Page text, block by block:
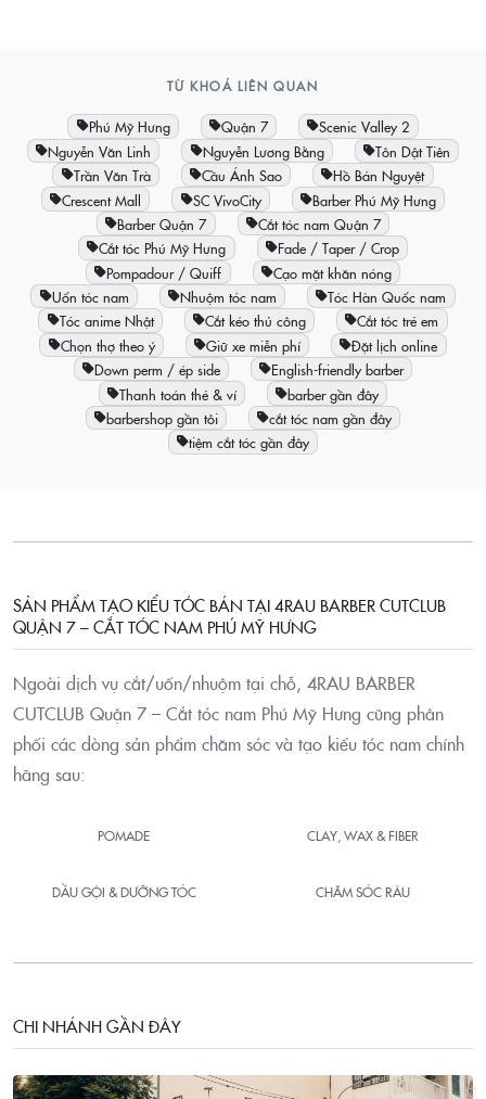
TỪ KHOÁ LIÊN QUAN
Phú Mỹ Hưng Quận 7
Scenic Valley 2
Nguyễn Văn Linh
Nguyễn Lương Bằng
Tôn Dật Tiên
Trần Văn Trà
Cầu Ánh Sao
Hồ Bán Nguyệt
Crescent Mall
SC VivoCity
Barber Phú Mỹ Hưng
Barber Quận 7
Cắt tóc nam Quận 7
Cắt tóc Phú Mỹ Hưng
Fade / Taper / Crop
Pompadour / Quiff
Cạo mặt khăn nóng
Uốn tóc nam
Nhuộm tóc nam
Tóc Hàn Quốc nam
Tóc anime Nhật
Cắt kéo thủ công
Cắt tóc trẻ em
Chọn thợ theo ý
Giữ xe miễn phí
Đặt lịch online
Down perm / ép side
English-friendly barber
Thanh toán thẻ & ví
barber gần đây
barbershop gần tôi
cắt tóc nam gần đây
tiệm cắt tóc gần đây
SẢN PHẨM TẠO KIỂU TÓC BÁN TẠI 4RAU BARBER CUTCLUB
QUẬN 7 – CẮT TÓC NAM PHÚ MỸ HƯNG
Ngoài dịch vụ cắt/uốn/nhuộm tại chỗ, 4RAU BARBER
CUTCLUB Quận 7 – Cắt tóc nam Phú Mỹ Hưng cũng phân
phối các dòng sản phẩm chăm sóc và tạo kiểu tóc nam chính
hãng sau:
POMADE CLAY, WAX & FIBER
DẦU GỘI & DƯỠNG TÓC CHĂM SÓC RÂU
CHI NHÁNH GẦN ĐÂY